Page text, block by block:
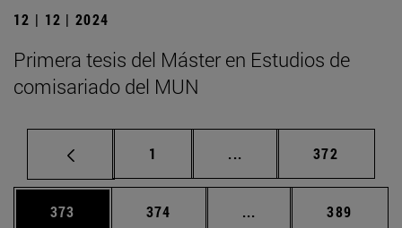
12 | 12 | 2024
Primera tesis del Máster en Estudios de
comisariado del MUN
Página
1 ... Páginas intermedias
Página
372
Página
373 Página
374 ... Páginas intermedias
Página
389